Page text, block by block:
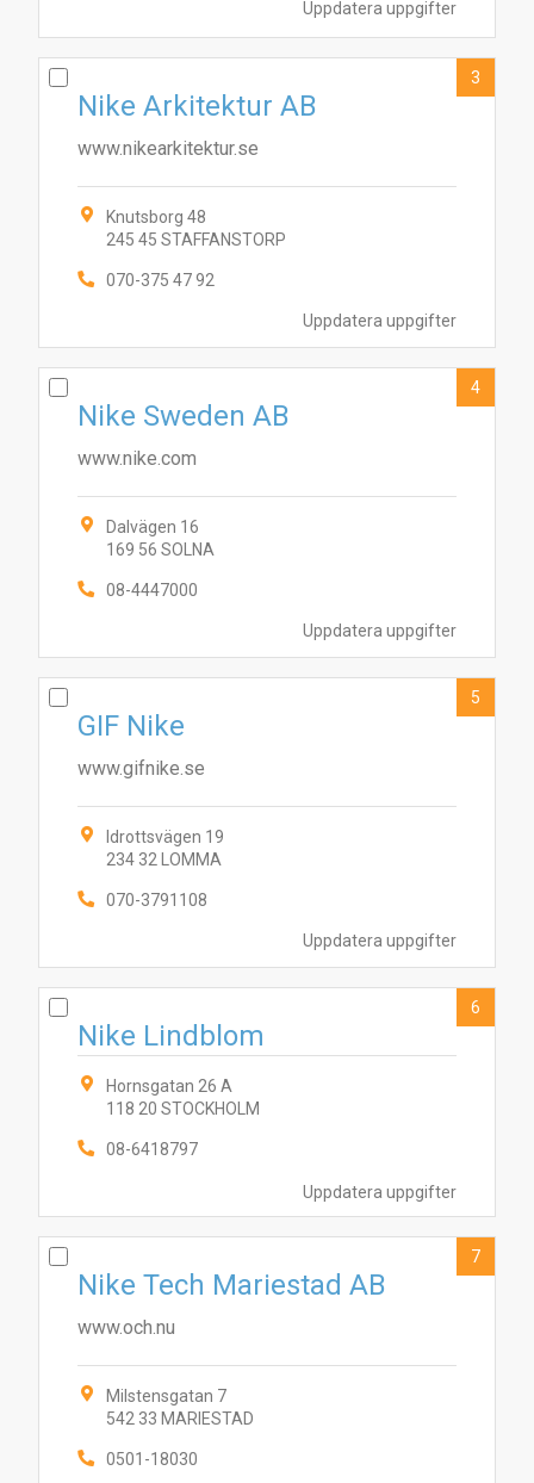
Uppdatera uppgifter
Uppdatera uppgifter
Nike Arkitektur AB
www.nikearkitektur.se
Knutsborg 48
245 45 STAFFANSTORP
070-375 47 92
3
Uppdatera uppgifter
Nike Sweden AB
www.nike.com
Dalvägen 16
169 56 SOLNA
08-4447000
4
Uppdatera uppgifter
GIF Nike
www.gifnike.se
Idrottsvägen 19
234 32 LOMMA
070-3791108
5
Uppdatera uppgifter
Nike Lindblom
Hornsgatan 26 A
118 20 STOCKHOLM
08-6418797
6
Nike Tech Mariestad AB
www.och.nu
Milstensgatan 7
542 33 MARIESTAD
0501-18030
7